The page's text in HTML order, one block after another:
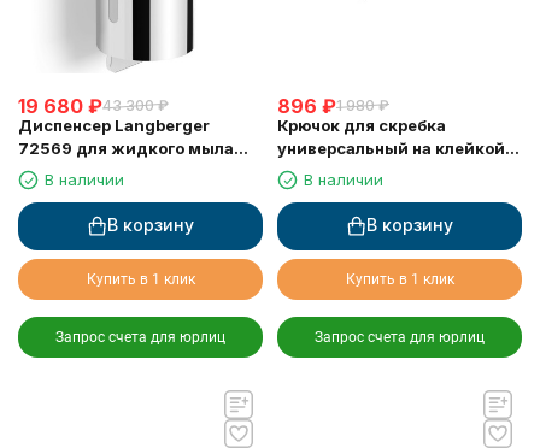
19 680 ₽43 300 ₽
Диспенсер Langberger
72569 для жидкого мыла
хромированный к стене
круглый 300 мл
В наличии
В корзину
Купить в 1 клик
Запрос счета для юрлиц
896 ₽1 980 ₽
Крючок для скребка
универсальный на клейкой
основе LANGBERGER 75183-
10-00
В наличии
В корзину
Купить в 1 клик
Запрос счета для юрлиц